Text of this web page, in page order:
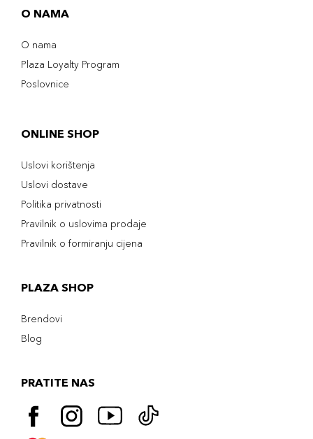
O NAMA
O nama
Plaza Loyalty Program
Poslovnice
ONLINE SHOP
Uslovi korištenja
Uslovi dostave
Politika privatnosti
Pravilnik o uslovima prodaje
Pravilnik o formiranju cijena
PLAZA SHOP
Brendovi
Blog
PRATITE NAS